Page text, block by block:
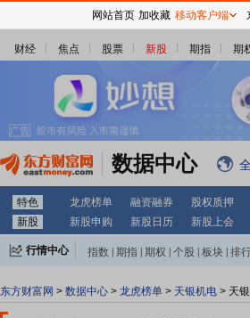
财经 焦点 股票 新股 期指 期
数据中心
特色 龙虎榜单 融资融券 股权质押
新股
新股申购 新股日历 新股上会
行情中心 指数 期指 期权 个股 板块 排
东方财富网 > 数据中心 > 龙虎榜单 > 天银机电 > 天
网站首页 加收藏 移动客户端